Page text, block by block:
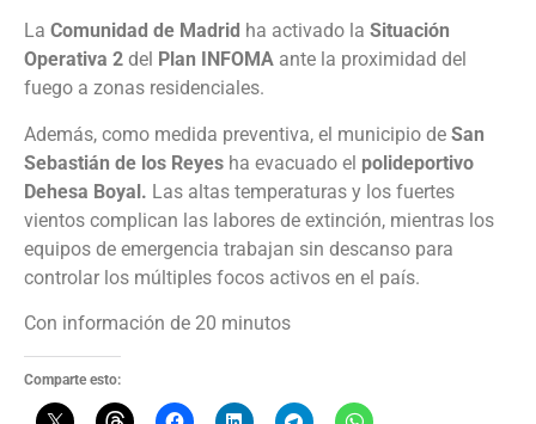
La Comunidad de Madrid ha activado la Situación
Operativa 2 del Plan INFOMA ante la proximidad del
fuego a zonas residenciales.
Además, como medida preventiva, el municipio de San
Sebastián de los Reyes ha evacuado el polideportivo
Dehesa Boyal. Las altas temperaturas y los fuertes
vientos complican las labores de extinción, mientras los
equipos de emergencia trabajan sin descanso para
controlar los múltiples focos activos en el país.
Con información de 20 minutos
Comparte esto: